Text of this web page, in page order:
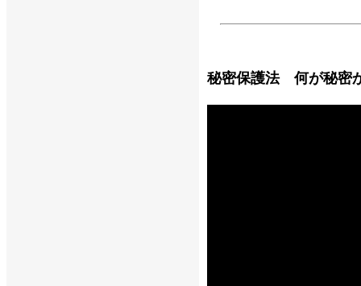
秘密保護法 何が秘密